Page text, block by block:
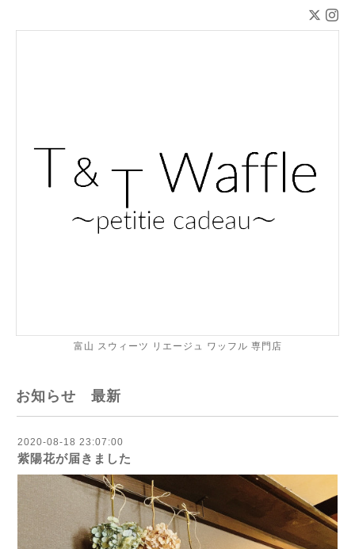
富山 スウィーツ リエージュ ワッフル 専門店
お知らせ 最新
2020-08-18 23:07:00
紫陽花が届きました